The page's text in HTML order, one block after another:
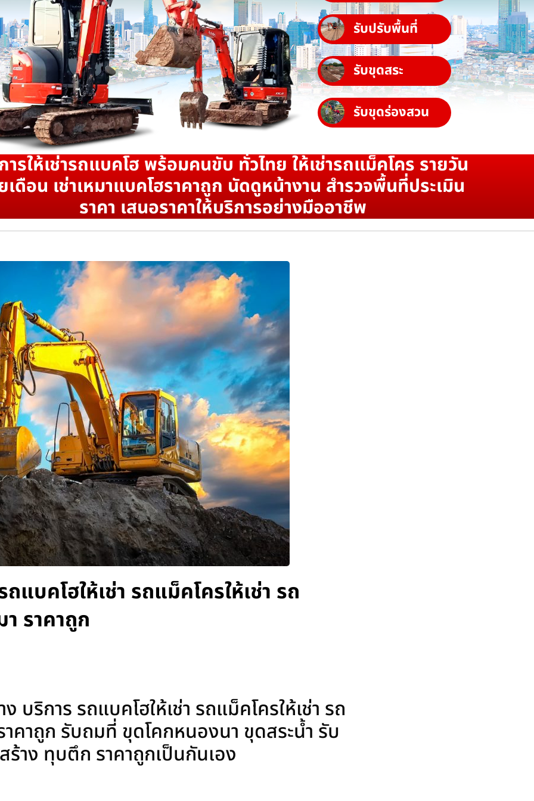
รับปรับพื้นที่
รับขุดสระ
รับขุดร่องสวน
ารให้เช่ารถแบคโฮ พร้อมคนขับ ทั่วไทย ให้เช่ารถแม็คโคร รายวัน
เดือน เช่าเหมาแบคโฮราคาถูก นัดดูหน้างาน สำรวจพื้นที่ประเมิน
ราคา เสนอราคาให้บริการอย่างมืออาชีพ
บคโฮให้เช่า รถแม็คโครให้เช่า รถ
ราคาถูก
ริการ รถแบคโฮให้เช่า รถแม็คโครให้เช่า รถ
คาถูก รับถมที่ ขุดโคกหนองนา ขุดสระน้ำ รับ
าง ทุบตึก ราคาถูกเป็นกันเอง